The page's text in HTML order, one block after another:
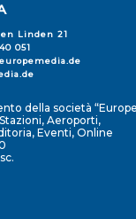
Linden 21
051
della società
Aeroporti,
Eventi, Online